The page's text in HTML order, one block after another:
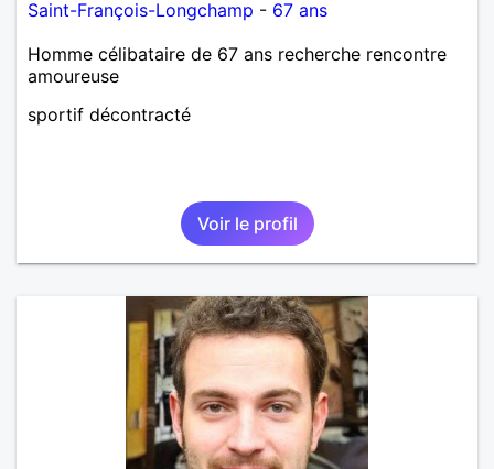
Saint-François-Longchamp - 67 ans
Homme célibataire de 67 ans recherche rencontre
amoureuse
sportif décontracté
Voir le profil